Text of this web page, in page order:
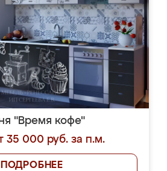
"Время кофе"
35 000 руб. за п.м.
ПОДРОБНЕЕ